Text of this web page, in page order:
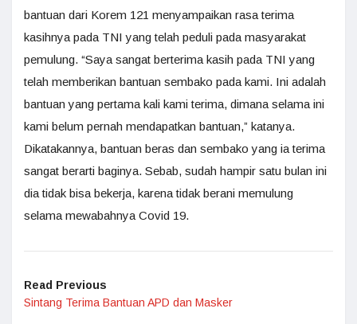
bantuan dari Korem 121 menyampaikan rasa terima
kasihnya pada TNI yang telah peduli pada masyarakat
pemulung. “Saya sangat berterima kasih pada TNI yang
telah memberikan bantuan sembako pada kami. Ini adalah
bantuan yang pertama kali kami terima, dimana selama ini
kami belum pernah mendapatkan bantuan,” katanya.
Dikatakannya, bantuan beras dan sembako yang ia terima
sangat berarti baginya. Sebab, sudah hampir satu bulan ini
dia tidak bisa bekerja, karena tidak berani memulung
selama mewabahnya Covid 19.
Read Previous
Sintang Terima Bantuan APD dan Masker